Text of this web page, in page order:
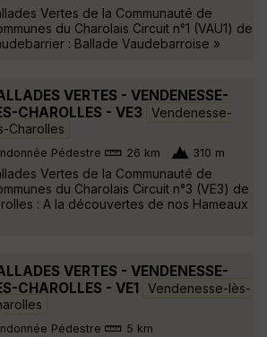
Vertes de la Communauté de
du Charolais Circuit n°1 (VAU1) de
: Ballade Vaudebarroise »
VERTES - VENDENESSE-
CHAROLLES - VE3
Vendenesse-
Charolles
Pédestre 26 km 310 m
Vertes de la Communauté de
du Charolais Circuit n°3 (VE3) de
: A la découvertes de nos Hameaux
VERTES - VENDENESSE-
CHAROLLES - VE1
Vendenesse-lès-
Pédestre 5 km